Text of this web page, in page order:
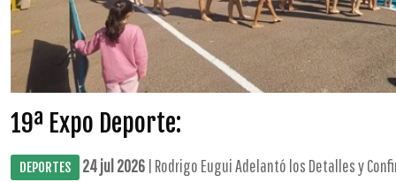
19ª Expo Deporte:
DEPORTES 24 jul 2026 | Rodrigo Eugui Adelantó los Detalles y